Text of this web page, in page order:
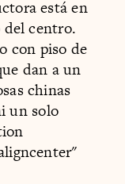
está en
centro.
con piso de
dan a un
chinas
un solo